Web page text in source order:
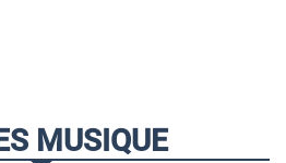
AUTRES MUSIQUE